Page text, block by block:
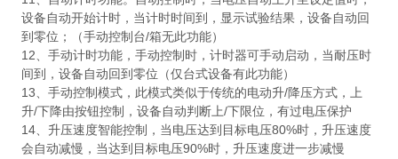
设备自动开始计时，当计时时间到，显示试验结果，设备自动回
到零位；（手动控制台/箱无此功能）
12、手动计时功能，手动控制时，计时器可手动启动，当耐压时
间到，设备自动回到零位（仅台式设备有此功能）
13、手动控制模式，此模式类似于传统的电动升/降压方式，上
升/下降由按钮控制，设备自动判断上/下限位，有过电压保护
14、升压速度智能控制，当电压达到目标电压80%时，升压速度
会自动减慢，当达到目标电压90%时，升压速度进一步减慢